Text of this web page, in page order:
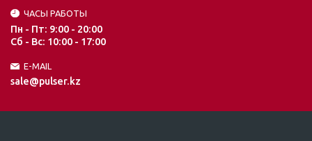
ЧАСЫ РАБОТЫ
Пн - Пт: 9:00 - 20:00
Сб - Вс: 10:00 - 17:00
E-MAIL
sale@pulser.kz